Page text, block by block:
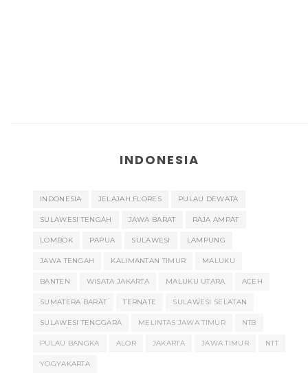
INDONESIA
INDONESIA JELAJAH FLORES PULAU DEWATA
SULAWESI TENGAH JAWA BARAT RAJA AMPAT
LOMBOK PAPUA SULAWESI LAMPUNG
JAWA TENGAH KALIMANTAN TIMUR MALUKU
BANTEN WISATA JAKARTA MALUKU UTARA ACEH
SUMATERA BARAT TERNATE SULAWESI SELATAN
SULAWESI TENGGARA MELINTAS JAWA TIMUR NTB
PULAU BANGKA ALOR JAKARTA JAWA TIMUR NTT
YOGYAKARTA